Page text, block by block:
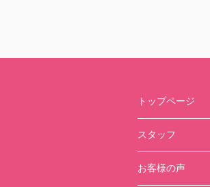
トップページ
スタッフ
お客様の声